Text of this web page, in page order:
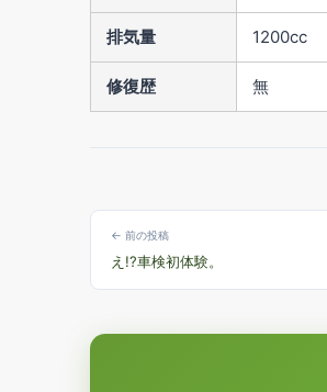
排気量 1200cc
修復歴 無
← 前の投稿
え!?車検初体験。